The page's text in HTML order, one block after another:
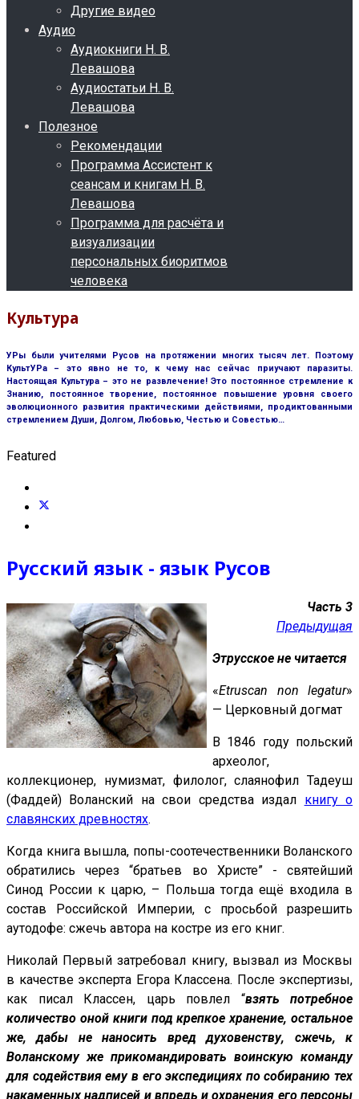
Другие видео
Аудио
Аудиокниги Н. В.
Левашова
Аудиостатьи Н. В.
Левашова
Полезное
Рекомендации
Программа Ассистент к
сеансам и книгам Н. В.
Левашова
Программа для расчёта и
визуализации
персональных биоритмов
человека
Культура
УРы были учителями Русов на протяжении многих тысяч лет. Поэтому
КультУРа – это явно не то, к чему нас сейчас приучают паразиты.
Настоящая Культура – это не развлечение! Это постоянное стремление к
Знанию, постоянное творение, постоянное повышение уровня своего
эволюционного развития практическими действиями, продиктованными
стремлением Души, Долгом, Любовью, Честью и Совестью…
Featured
Русский язык - язык Русов
Часть 3
Предыдущая
Этрусское не читается
«Etruscan nоn legatur»
— Церковный догмат
В 1846 году польский
археолог,
коллекционер, нумизмат, филолог, слаянофил Тадеуш
(Фаддей) Воланский на свои средства издал книгу о
славянских древностях.
Когда книга вышла, попы-соотечественники Воланского
обратились через “братьев во Христе” - святейший
Синод России к царю, – Польша тогда ещё входила в
состав Российской Империи, с просьбой разрешить
аутодофе: сжечь автора на костре из его книг.
Николай Первый затребовал книгу, вызвал из Москвы
в качестве эксперта Егора Классена. После экспертизы,
как писал Классен, царь повлел “взять потребное
количество оной книги под крепкое хранение, остальное
же, дабы не наносить вред духовенству, сжечь, к
Воланскому же прикомандировать воинскую команду
для содействия ему в его экспедициях по собиранию тех
накаменных надписей и впредь и охранения его персоны